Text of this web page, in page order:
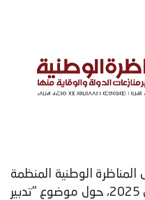
الوطنية المنظمة
بالرباط يومي 15 و16 أبريل 2025، حول موضوع "تدبير